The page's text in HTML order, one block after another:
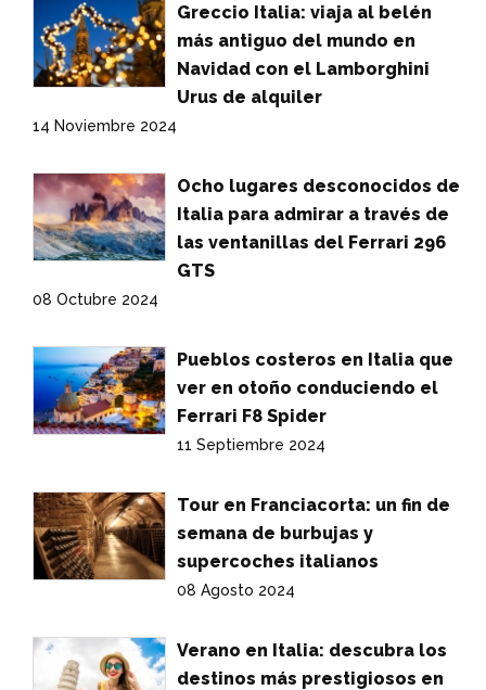
Greccio Italia: viaja al belén
más antiguo del mundo en
Navidad con el Lamborghini
Urus de alquiler
14 Noviembre 2024
Ocho lugares desconocidos de
Italia para admirar a través de
las ventanillas del Ferrari 296
GTS
08 Octubre 2024
Pueblos costeros en Italia que
ver en otoño conduciendo el
Ferrari F8 Spider
11 Septiembre 2024
Tour en Franciacorta: un fin de
semana de burbujas y
supercoches italianos
08 Agosto 2024
Verano en Italia: descubra los
destinos más prestigiosos en